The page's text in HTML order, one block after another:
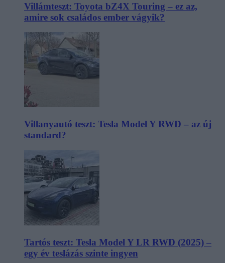
Villámteszt: Toyota bZ4X Touring – ez az,
amire sok családos ember vágyik?
Villanyautó teszt: Tesla Model Y RWD – az új
standard?
Tartós teszt: Tesla Model Y LR RWD (2025) –
egy év teslázás szinte ingyen